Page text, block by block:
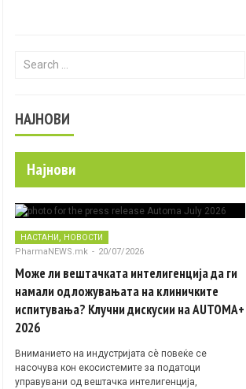
Search for:
НАЈНОВИ
Најнови
НАСТАНИ НОВОСТИ
PharmaNEWS.mk - 20/07/2026
Може ли вештачката интелигенција да ги
намали одложувањата на клиничките
испитувања? Клучни дискусии на AUTOMA+
2026
Вниманието на индустријата сè повеќе се
насочува кон екосистемите за податоци
управувани од вештачка интелигенција,